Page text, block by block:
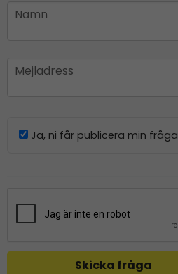
name
Namn
email
Mejladress
Ja, ni får publicera min fråga
Skicka fråga